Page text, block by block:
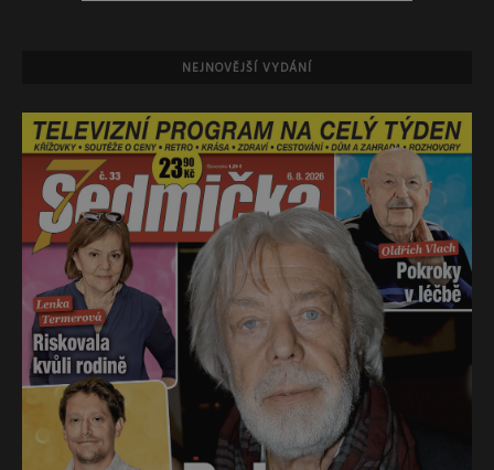
NEJNOVĚJŠÍ VYDÁNÍ